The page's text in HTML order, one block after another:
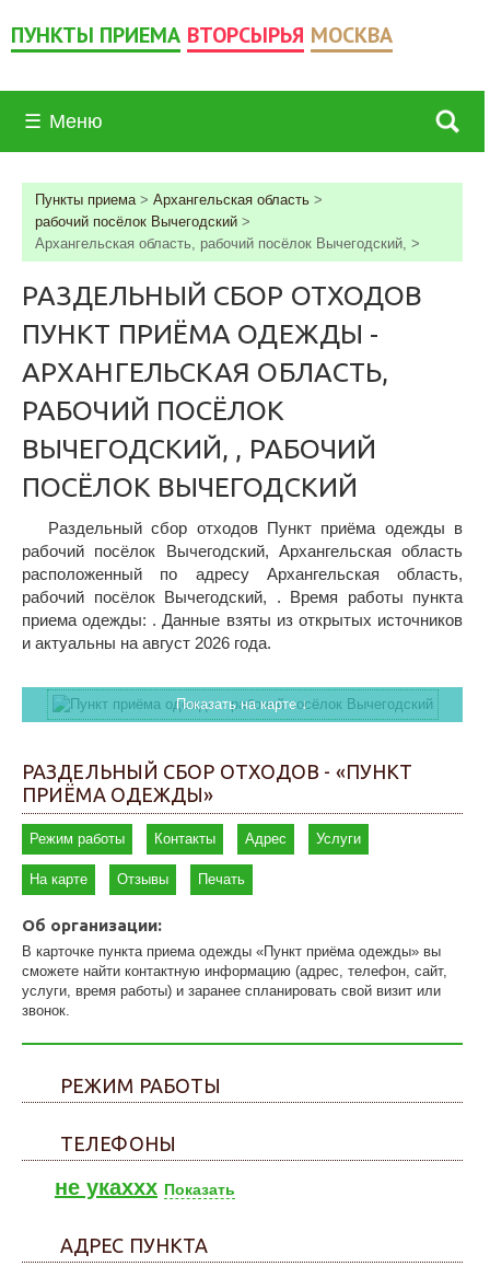
ПУНКТЫ ПРИЕМА ВТОРСЫРЬЯ МОСКВА
☰ Меню
Пункты приема> Архангельская область >
рабочий посёлок Вычегодский >
Архангельская область, рабочий посёлок Вычегодский, >
РАЗДЕЛЬНЫЙ СБОР ОТХОДОВ
ПУНКТ ПРИЁМА ОДЕЖДЫ -
АРХАНГЕЛЬСКАЯ ОБЛАСТЬ,
РАБОЧИЙ ПОСЁЛОК
ВЫЧЕГОДСКИЙ, , РАБОЧИЙ
ПОСЁЛОК ВЫЧЕГОДСКИЙ
Раздельный сбор отходов Пункт приёма одежды в
рабочий посёлок Вычегодский, Архангельская область
расположенный по адресу Архангельская область,
рабочий посёлок Вычегодский, . Время работы пункта
приема одежды: . Данные взяты из открытых источников
и актуальны на август 2026 года.
Показать на карте ↓
РАЗДЕЛЬНЫЙ СБОР ОТХОДОВ - «ПУНКТ
ПРИЁМА ОДЕЖДЫ»
Режим работы Контакты Адрес Услуги
На карте Отзывы Печать
Об организации:
В карточке пункта приема одежды «Пункт приёма одежды» вы
сможете найти контактную информацию (адрес, телефон, сайт,
услуги, время работы) и заранее спланировать свой визит или
звонок.
РЕЖИМ РАБОТЫ
ТЕЛЕФОНЫ
не укаxxx Показать
АДРЕС ПУНКТА